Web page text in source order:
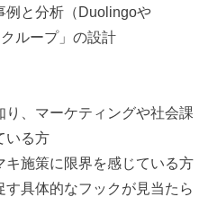
例と分析（Duolingoや
ループ」の設計
り、マーケティングや社会課
いる方
キ施策に限界を感じている方
す具体的なフックが見当たら